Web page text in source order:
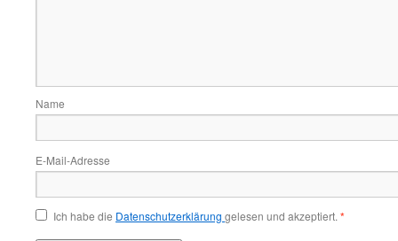
Name
E-Mail-Adresse
Ich habe die Datenschutzerklärung gelesen und akzeptiert. *